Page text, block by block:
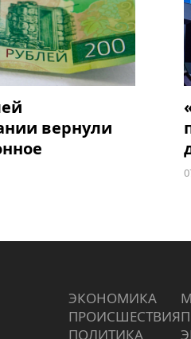
вернули
ЭКОНОМИКА
ПРОИCШЕСТВИЯ
ПОЛИТИКА